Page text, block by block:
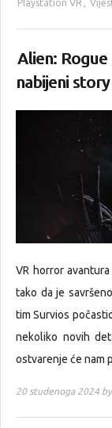
Playstation VR ,
Alien: Rogue
nabijeni
VR horror
tako da je
tim Survios
nekoliko novih
ostvarenje će nam
20 studenoga 2024 by